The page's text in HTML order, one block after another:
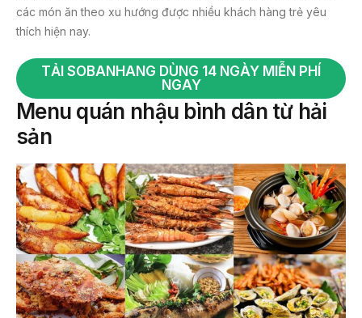
các món ăn theo xu hướng được nhiều khách hàng trẻ yêu
thích hiện nay.
TẢI SOBANHANG DÙNG 14 NGÀY MIỄN PHÍ
NGAY
Menu quán nhậu bình dân từ hải
sản